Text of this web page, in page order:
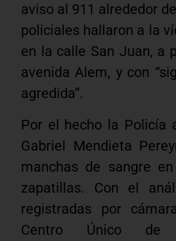
aviso al 911 alrededor
policiales hallaron a la
en la calle San Juan, a
avenida Alem, y con
agredida”.
Por el hecho la Policía
Gabriel Mendieta
manchas de sangre
zapatillas. Con el
registradas por
Centro Único de